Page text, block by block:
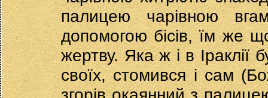
палицею чарівною
допомогою бісів, їм же
жертву. Яка ж і в Іраклії
своїх, стомився і сам